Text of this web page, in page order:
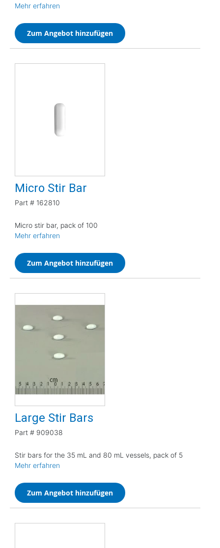
Mehr erfahren
Zum Angebot hinzufügen
Micro Stir Bar
Part # 162810
Micro stir bar, pack of 100
Mehr erfahren
Zum Angebot hinzufügen
Large Stir Bars
Part # 909038
Stir bars for the 35 mL and 80 mL vessels, pack of 5
Mehr erfahren
Zum Angebot hinzufügen